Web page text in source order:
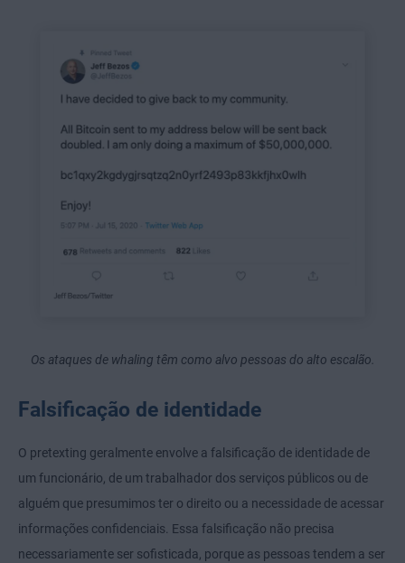
Os ataques de whaling têm como alvo pessoas do alto escalão.
Falsificação de identidade
O pretexting geralmente envolve a falsificação de identidade de
um funcionário, de um trabalhador dos serviços públicos ou de
alguém que presumimos ter o direito ou a necessidade de acessar
informações confidenciais. Essa falsificação não precisa
necessariamente ser sofisticada, porque as pessoas tendem a ser